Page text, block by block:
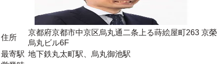
住所
京都府京都市中京区烏丸通二条上る蒔絵屋町263 京榮
烏丸ビル6F
最寄駅 地下鉄丸太町駅、烏丸御池駅